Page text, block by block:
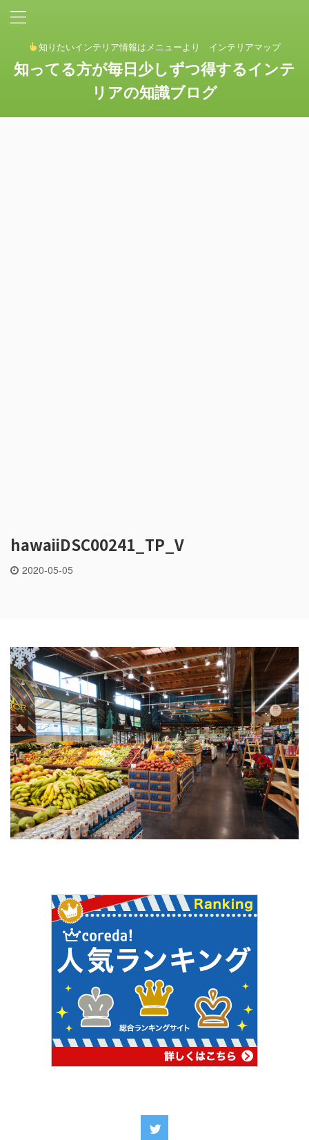
知りたいインテリア情報はメニューより インテリアマップ
知ってる方が毎日少しずつ得するインテ
リアの知識ブログ
hawaiiDSC00241_TP_V
2020-05-05